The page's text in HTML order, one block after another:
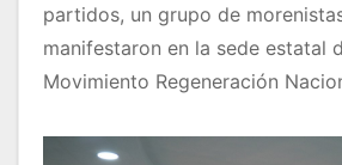
partidos, un grupo de
manifestaron en la sede estatal
Movimiento Regeneración